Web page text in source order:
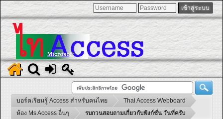
บอร์ดเรียนรู้ Access สำหรับคนไทย
Thai Access Webboard
ห้อง Ms Access อื่นๆ
รบกวนสอบถามเกี่ยวกับฟังก์ชั่น วันที่ครับ